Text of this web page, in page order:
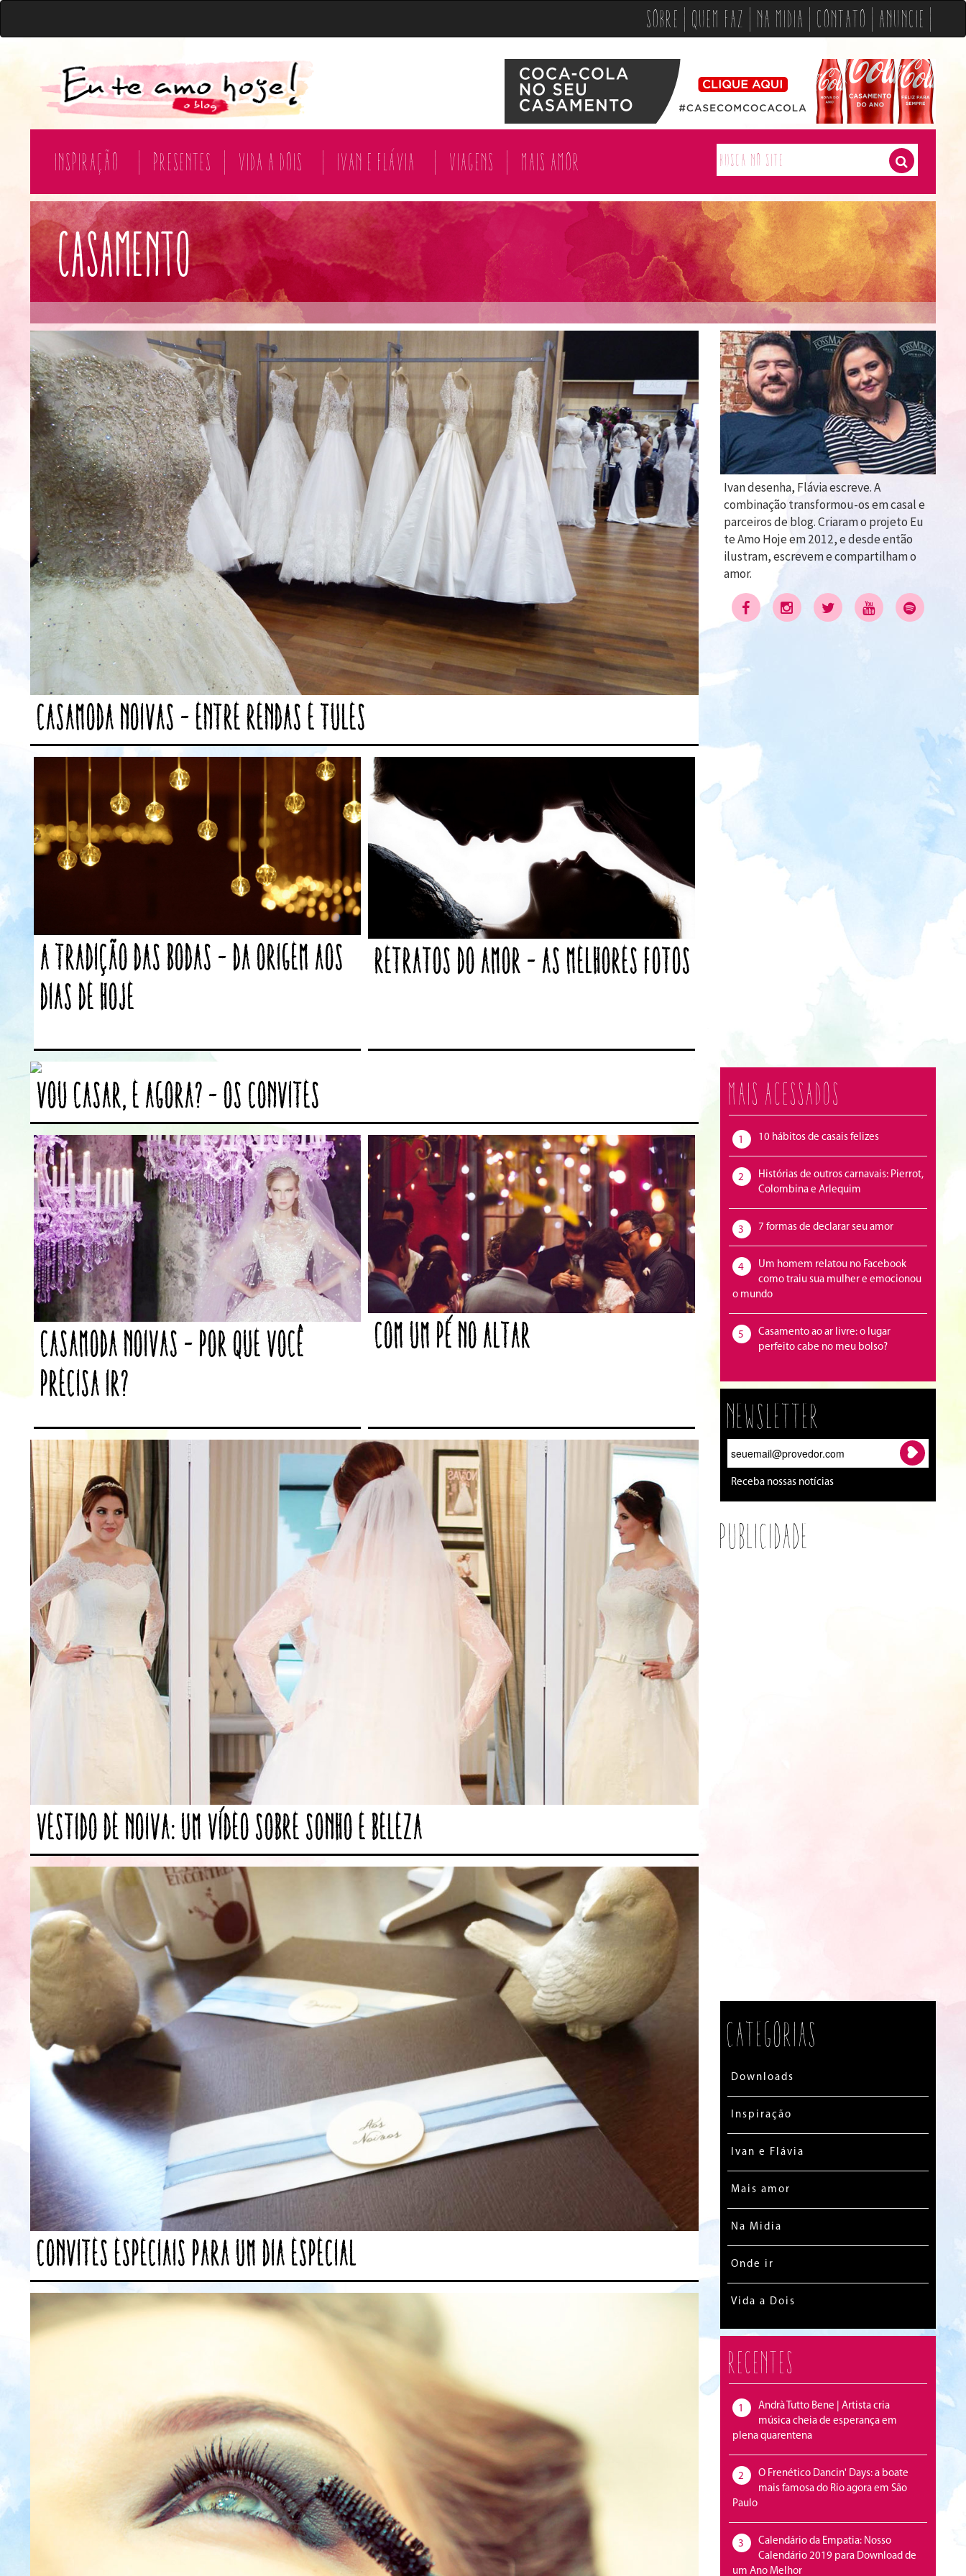
Sobre Quem Faz Na Midia Contato Anuncie
Inspiração | Presentes | Vida a Dois | Ivan e Flávia | Viagens | Mais amor
Casamento
Casamoda Noivas – Entre rendas e tules
A tradição das bodas – Da origem aos
dias de hoje
Retratos do Amor – As melhores fotos
Vou casar, e agora? – Os convites
Casamoda Noivas – Por que você
precisa ir?
Com um pé no altar
Vestido de Noiva: Um vídeo sobre sonho e beleza
Convites especiais para um dia especial
Ivan desenha, Flávia escreve. A
combinação transformou-os em casal e
parceiros de blog. Criaram o projeto Eu
te Amo Hoje em 2012, e desde então
ilustram, escrevem e compartilham o
amor.
Mais acessados
1 10 hábitos de casais felizes
2
Histórias de outros carnavais: Pierrot,
Colombina e Arlequim
3 7 formas de declarar seu amor
4
Um homem relatou no Facebook
como traiu sua mulher e emocionou
o mundo
5
Casamento ao ar livre: o lugar
perfeito cabe no meu bolso?
Newsletter
Receba nossas notícias
Publicidade
Categorias
Downloads
Inspiração
Ivan e Flávia
Mais amor
Na Midia
Onde ir
Vida a Dois
Recentes
1
Andrà Tutto Bene | Artista cria
música cheia de esperança em
plena quarentena
2
O Frenético Dancin' Days: a boate
mais famosa do Rio agora em São
Paulo
3
Calendário da Empatia: Nosso
Calendário 2019 para Download de
um Ano Melhor